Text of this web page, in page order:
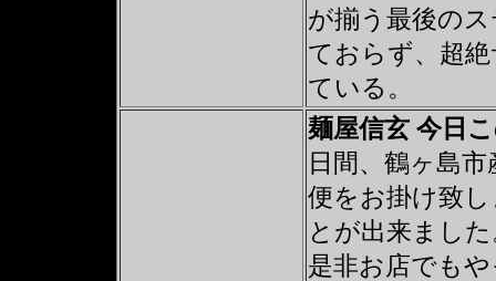
が揃う最後の
ておらず、超
ている。
麺屋信玄 今日
日間、鶴ヶ島
便をお掛け致
とが出来まし
是非お店でも